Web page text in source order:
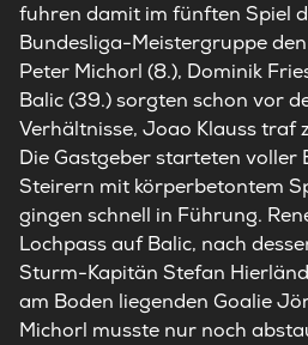
fuhren damit im fünften Spiel
Bundesliga-Meistergruppe
Peter Michorl (8.), Dominik
Balic (39.) sorgten schon vor
Verhältnisse, Joao Klauss traf
Die Gastgeber starteten voller
Steirern mit körperbetontem
gingen schnell in Führung.
Lochpass auf Balic, nach
Sturm-Kapitän Stefan
am Boden liegenden Goalie
Michorl musste nur noch